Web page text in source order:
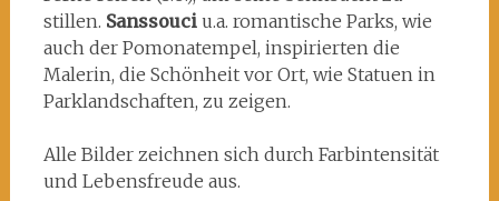
stillen. Sanssouciu.a. romantische Parks, wie
auch der Pomonatempel, inspirierten die
Malerin, die Schönheit vor Ort, wie Statuen in
Parklandschaften, zu zeigen.
Alle Bilder zeichnen sich durch Farbintensität
und Lebensfreude aus.